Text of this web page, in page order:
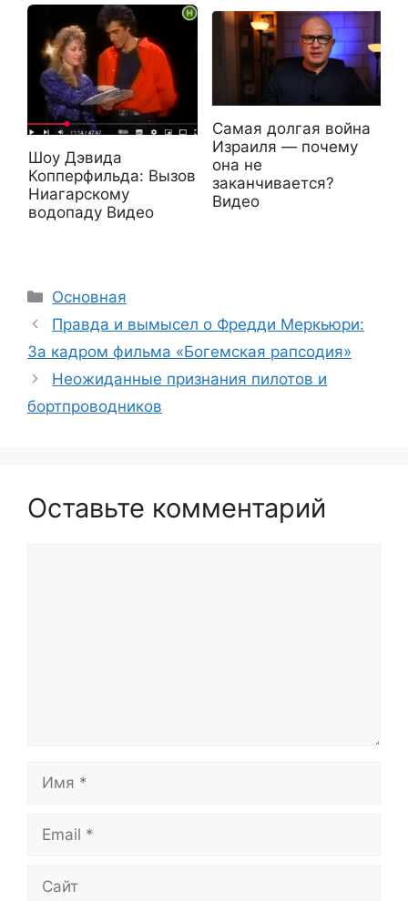
Шоу Дэвида
Копперфильда: Вызов
Ниагарскому
водопаду Видео
Самая долгая война
Израиля — почему
она не
заканчивается?
Видео
Рубрики
Основная
Правда и вымысел о Фредди Меркьюри:
За кадром фильма «Богемская рапсодия»
Неожиданные признания пилотов и
бортпроводников
Оставьте комментарий